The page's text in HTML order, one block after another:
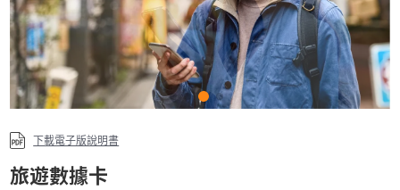
下載電子版說明書
旅遊數據卡